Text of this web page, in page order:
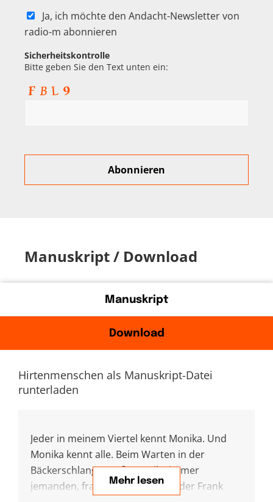
Ja, ich möchte den Andacht-Newsletter von
radio-m abonnieren
Sicherheitskontrolle
Bitte geben Sie den Text unten ein:
Manuskript / Download
Manuskript
Download
Hirtenmenschen als Manuskript-Datei
runterladen
Jeder in meinem Viertel kennt Monika. Und
Monika kennt alle. Beim Warten in der
Bäckerschlange grüßt Monika immer
jemanden, fragt, wie es geht, ob der Frank
Mehr lesen